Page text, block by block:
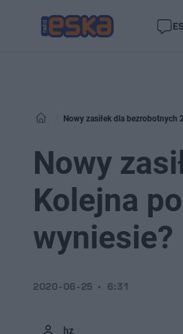
Nowy zasiłek dla bezrobotnych
Nowy
Kolejna
wyniesie?
hz
2020-06-25 6:31